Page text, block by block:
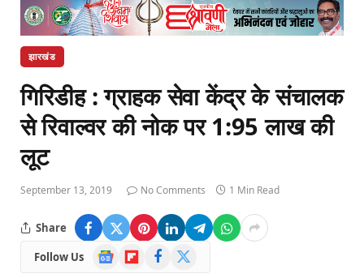
झारखंड
गिरिडीह : ग्राहक सेवा केंद्र के संचालक
से रिवाल्वर की नोक पर 1:95 लाख की
लूट
September 13, 2019 No Comments 1 Min Read
Share
Follow Us
Google
News
FlipboardFacebook